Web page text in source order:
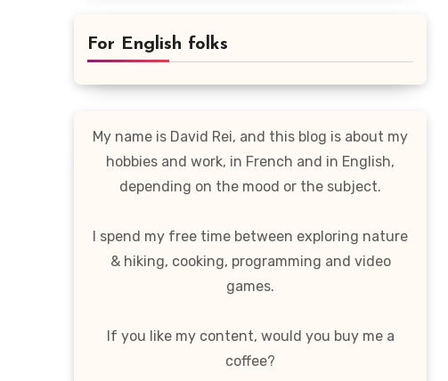
For English folks
My name is David Rei, and this blog is about my
hobbies and work, in French and in English,
depending on the mood or the subject.
I spend my free time between exploring nature
& hiking, cooking, programming and video
games.
If you like my content, would you buy me a
coffee?